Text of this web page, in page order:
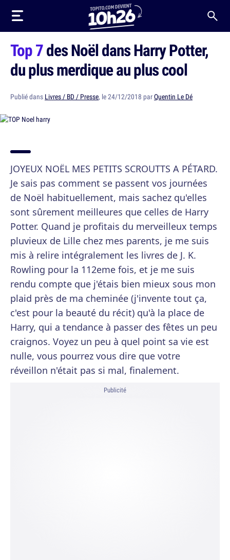
Top 7des Noël dans Harry Potter,
du plus merdique au plus cool
Publié dans Livres / BD / Presse, le 24/12/2018 parQuentin Le Dé
JOYEUX NOËL MES PETITS SCROUTTS A PÉTARD.
Je sais pas comment se passent vos journées
de Noël habituellement, mais sachez qu'elles
sont sûrement meilleures que celles de Harry
Potter. Quand je profitais du merveilleux temps
pluvieux de Lille chez mes parents, je me suis
mis à relire intégralement les livres de J. K.
Rowling pour la 112eme fois, et je me suis
rendu compte que j'étais bien mieux sous mon
plaid près de ma cheminée (j'invente tout ça,
c'est pour la beauté du récit) qu'à la place de
Harry, qui a tendance à passer des fêtes un peu
craignos. Voyez un peu à quel point sa vie est
nulle, vous pourrez vous dire que votre
réveillon n'était pas si mal, finalement.
Publicité